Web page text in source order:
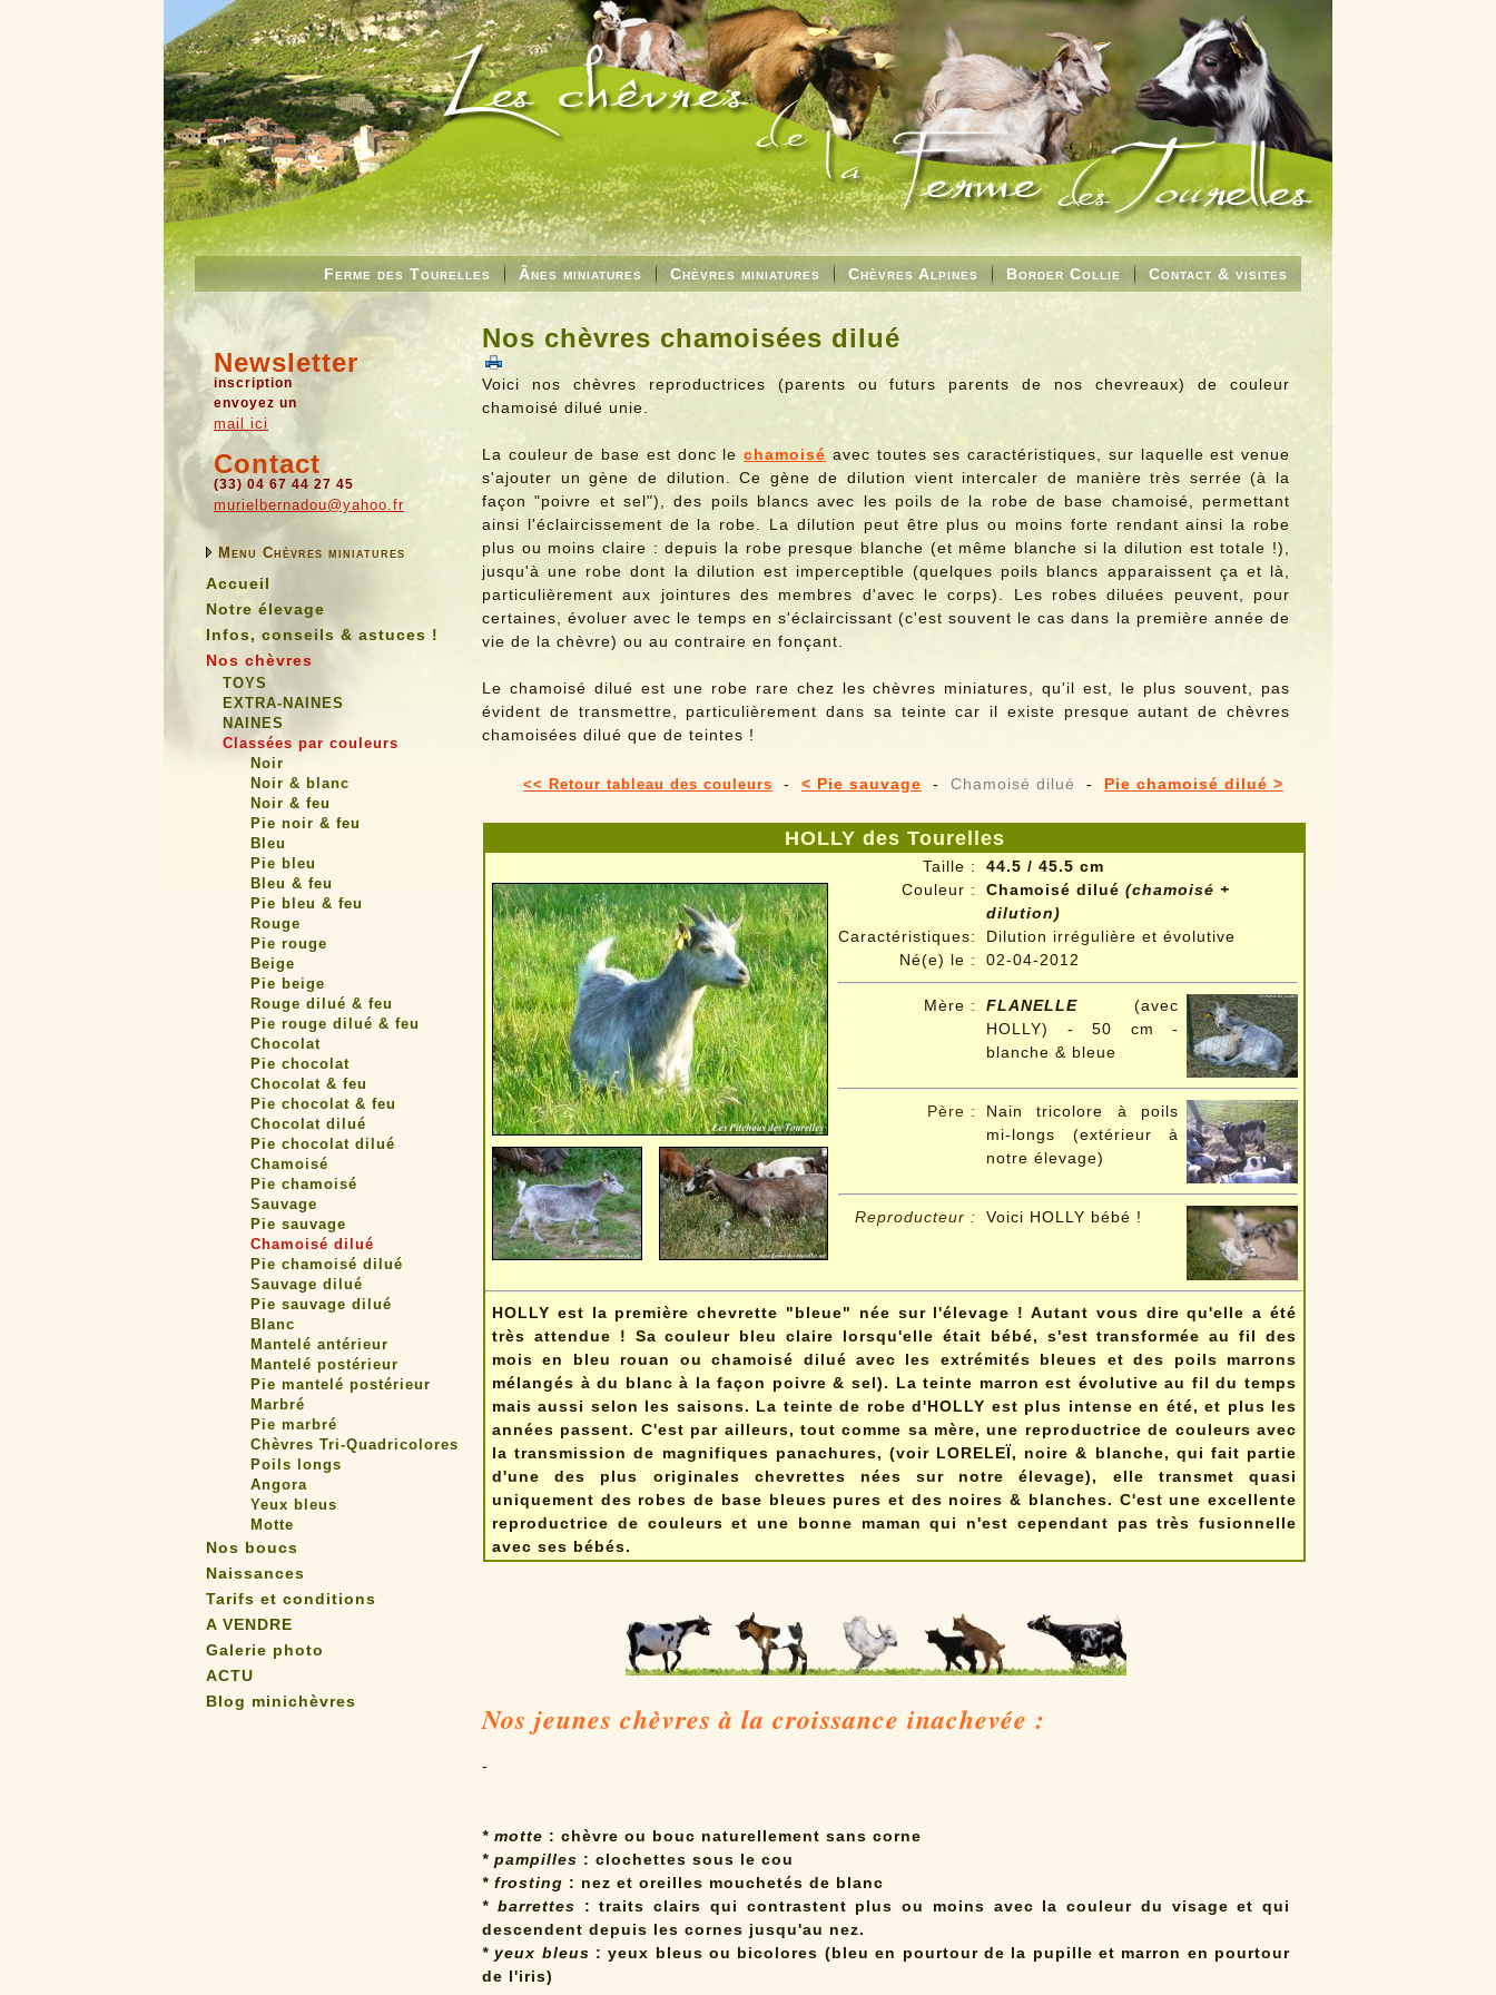
Ferme des Tourelles Ânes miniatures Chèvres miniatures Chèvres Alpines Border Collie Contact & visites
Newsletter
inscription
envoyez un
mail ici
Contact
(33) 04 67 44 27 45
murielbernadou@yahoo.fr
Menu Chèvres miniatures
Accueil
Notre élevage
Infos, conseils & astuces !
Nos chèvres
TOYS
EXTRA-NAINES
NAINES
Classées par couleurs
Noir
Noir & blanc
Noir & feu
Pie noir & feu
Bleu
Pie bleu
Bleu & feu
Pie bleu & feu
Rouge
Pie rouge
Beige
Pie beige
Rouge dilué & feu
Pie rouge dilué & feu
Chocolat
Pie chocolat
Chocolat & feu
Pie chocolat & feu
Chocolat dilué
Pie chocolat dilué
Chamoisé
Pie chamoisé
Sauvage
Pie sauvage
Chamoisé dilué
Pie chamoisé dilué
Sauvage dilué
Pie sauvage dilué
Blanc
Mantelé antérieur
Mantelé postérieur
Pie mantelé postérieur
Marbré
Pie marbré
Chèvres Tri-Quadricolores
Poils longs
Angora
Yeux bleus
Motte
Nos boucs
Naissances
Tarifs et conditions
A VENDRE
Galerie photo
ACTU
Blog minichèvres
Nos chèvres chamoisées dilué
Voici nos chèvres reproductrices (parents ou futurs parents de nos chevreaux) de couleur
chamoisé dilué unie.
La couleur de base est donc lechamoisé avec toutes ses caractéristiques, sur laquelle est venue
s'ajouter un gène de dilution. Ce gène de dilution vient intercaler de manière très serrée (à la
façon "poivre et sel"), des poils blancs avec les poils de la robe de base chamoisé, permettant
ainsi l'éclaircissement de la robe. La dilution peut être plus ou moins forte rendant ainsi la robe
plus ou moins claire : depuis la robe presque blanche (et même blanche si la dilution est totale !),
jusqu'à une robe dont la dilution est imperceptible (quelques poils blancs apparaissent ça et là,
particulièrement aux jointures des membres d'avec le corps). Les robes diluées peuvent, pour
certaines, évoluer avec le temps en s'éclaircissant (c'est souvent le cas dans la première année de
vie de la chèvre) ou au contraire en fonçant.
Le chamoisé dilué est une robe rare chez les chèvres miniatures, qu'il est, le plus souvent, pas
évident de transmettre, particulièrement dans sa teinte car il existe presque autant de chèvres
chamoisées dilué que de teintes !
<< Retour tableau des couleurs - < Pie sauvage - Chamoisé dilué - Pie chamoisé dilué >
HOLLY des Tourelles
Taille :
Couleur :
Caractéristiques:
Né(e) le :
44.5 / 45.5 cm
Chamoisé dilué (chamoisé +
dilution)
Dilution irrégulière et évolutive
02-04-2012
Mère : FLANELLE (avec
HOLLY) - 50 cm -
blanche & bleue
Père :
Nain tricolore à poils
mi-longs (extérieur à
notre élevage)
Reproducteur : Voici HOLLY bébé !
HOLLY est la première chevrette "bleue" née sur l'élevage ! Autant vous dire qu'elle a été
très attendue ! Sa couleur bleu claire lorsqu'elle était bébé, s'est transformée au fil des
mois en bleu rouan ou chamoisé dilué avec les extrémités bleues et des poils marrons
mélangés à du blanc à la façon poivre & sel). La teinte marron est évolutive au fil du temps
mais aussi selon les saisons. La teinte de robe d'HOLLY est plus intense en été, et plus les
années passent. C'est par ailleurs, tout comme sa mère, une reproductrice de couleurs avec
la transmission de magnifiques panachures, (voir LORELEÏ, noire & blanche, qui fait partie
d'une des plus originales chevrettes nées sur notre élevage), elle transmet quasi
uniquement des robes de base bleues pures et des noires & blanches. C'est une excellente
reproductrice de couleurs et une bonne maman qui n'est cependant pas très fusionnelle
avec ses bébés.
Nos jeunes chèvres à la croissance inachevée :
-
* motte : chèvre ou bouc naturellement sans corne
* pampilles : clochettes sous le cou
* frosting : nez et oreilles mouchetés de blanc
* barrettes : traits clairs qui contrastent plus ou moins avec la couleur du visage et qui
descendent depuis les cornes jusqu'au nez.
* yeux bleus : yeux bleus ou bicolores (bleu en pourtour de la pupille et marron en pourtour
de l'iris)